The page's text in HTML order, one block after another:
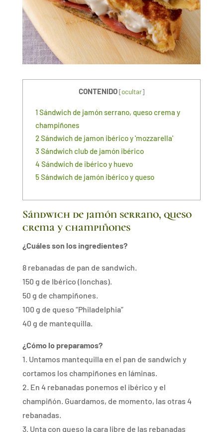
CONTENIDO[ocultar]
1Sándwich de jamón serrano, queso crema y
champiñones
2Sándwich de jamon ibérico y 'mozzarella'
3 Sándwich club de jamón ibérico
4 Sándwich de ibérico y huevo
5Sándwich de jamón ibérico y queso
Sándwich de jamón serrano, queso
crema y champiñones
¿Cuáles son los ingredientes?
8 rebanadas de pan de sandwich.
150 g de Ibérico (lonchas).
50 g de champiñones.
100 g de queso “Philadelphia”
40 g de mantequilla.
¿Cómo lo preparamos?
1. Untamos mantequilla en el pan de sandwich y
cortamos los champiñones en láminas.
2. En 4 rebanadas ponemos el ibérico y el
champiñón. Guardamos, de momento, las otras 4
rebanadas.
3. Unta con queso la cara libre de las rebanadas